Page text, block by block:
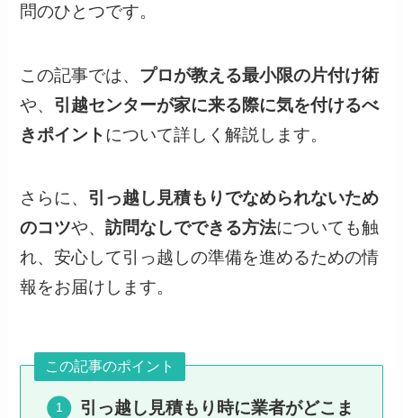
問のひとつです。
この記事では、 プロが教える最小限の片付け術
や、 引越センターが家に来る際に気を付けるべ
きポイントについて詳しく解説します。
さらに、 引っ越し見積もりでなめられないため
のコツや、訪問なしでできる方法についても触
れ、安心して引っ越しの準備を進めるための情
報をお届けします。
この記事のポイント
引っ越し見積もり時に業者がどこま